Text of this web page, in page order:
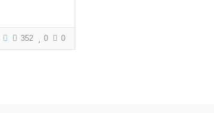
352 0 0